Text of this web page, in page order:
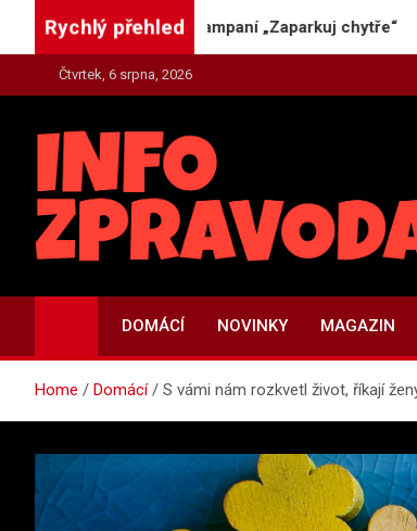
Rychlý přehled
novou kampaní „Zaparkuj chytře“
Čtvrtek, 6 srpna, 2026
INFO-
DOMÁCÍ NOVINKY MAGAZIN
Home Domácí S vámi nám rozkvetl život, říkají